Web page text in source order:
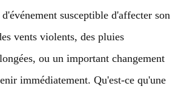
susceptible d'affecter son
vents violents, des pluies
ou un important changement
immédiatement. Qu'est-ce qu'une